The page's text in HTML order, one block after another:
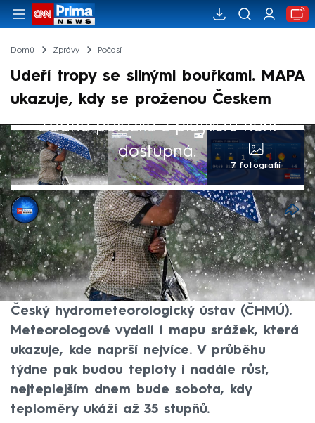
Domů Zprávy Počasí
Udeří tropy se silnými bouřkami. MAPA
ukazuje, kdy se proženou Českem
Žádná položka z playlistu není
dostupná.
7 fotografií
CNN Prima NEWS
17. čvn 2026, 09:52
Oteplování v Česku pokračuje, ve středu
však přijdou srážky. Objeví se i bouřky,
které budou o víkendu silné, upozorňuje
Český hydrometeorologický ústav (ČHMÚ).
Meteorologové vydali i mapu srážek, která
ukazuje, kde naprší nejvíce. V průběhu
týdne pak budou teploty i nadále růst,
nejteplejším dnem bude sobota, kdy
teploměry ukáží až 35 stupňů.